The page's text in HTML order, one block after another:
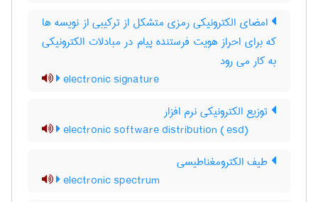
امضای الکترونیکی رمزی متشکل از ترکیبی از نویسه ها
که برای احراز هویت فرستنده پیام در مبادلات الکترونیکی
به کار می رود
electronic signature
توزیع الکترونیکی نرم افزار
electronic software distribution ( esd)
طیف الکترومغناطیسی
electronic spectrum